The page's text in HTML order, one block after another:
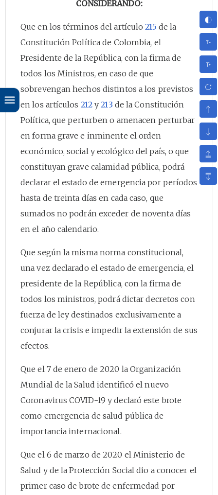
CONSIDERANDO:
Que en los términos del artículo215 de la
Constitución Política de Colombia, el
Presidente de la República, con la firma de
todos los Ministros, en caso de que
sobrevengan hechos distintos a los previstos
en los artículos 212 y213 de la Constitución
Política, que perturben o amenacen perturbar
en forma grave e inminente el orden
económico, social y ecológico del país, o que
constituyan grave calamidad pública, podrá
declarar el estado de emergencia por períodos
hasta de treinta días en cada caso, que
sumados no podrán exceder de noventa días
en el año calendario.
Que según la misma norma constitucional,
una vez declarado el estado de emergencia, el
presidente de la República, con la firma de
todos los ministros, podrá dictar decretos con
fuerza de ley destinados exclusivamente a
conjurar la crisis e impedir la extensión de sus
efectos.
Que el 7 de enero de 2020 la Organización
Mundial de la Salud identificó el nuevo
Coronavirus COVID-19 y declaró este brote
como emergencia de salud pública de
importancia internacional.
Que el 6 de marzo de 2020 el Ministerio de
Salud y de la Protección Social dio a conocer el
primer caso de brote de enfermedad por